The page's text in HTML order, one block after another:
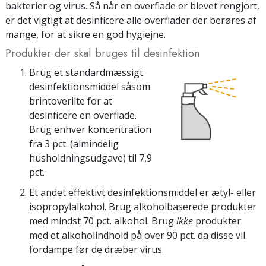
bakterier og virus. Så når en overflade er blevet rengjort,
er det vigtigt at desinficere alle overflader der berøres af
mange, for at sikre en god hygiejne.
Produkter der skal bruges til desinfektion
Brug et standardmæssigt
desinfektionsmiddel såsom
brintoverilte for at
desinficere en overflade.
Brug enhver koncentration
fra 3 pct. (almindelig
husholdningsudgave) til 7,9
pct.
Et andet effektivt desinfektionsmiddel er ætyl- eller
isopropylalkohol. Brugalkoholbaserede produkter
med mindst 70 pct. alkohol. Brugikke produkter
med et alkoholindhold på over 90 pct. da disse vil
fordampe før de dræber virus.